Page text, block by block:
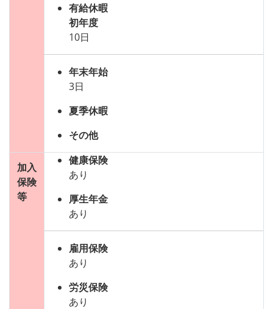
有給休暇
初年度
10日
年末年始
3日
夏季休暇
その他
加入
保険
等
健康保険
あり
厚生年金
あり
雇用保険
あり
労災保険
あり